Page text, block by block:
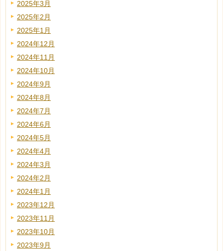
2025年3月
2025年2月
2025年1月
2024年12月
2024年11月
2024年10月
2024年9月
2024年8月
2024年7月
2024年6月
2024年5月
2024年4月
2024年3月
2024年2月
2024年1月
2023年12月
2023年11月
2023年10月
2023年9月